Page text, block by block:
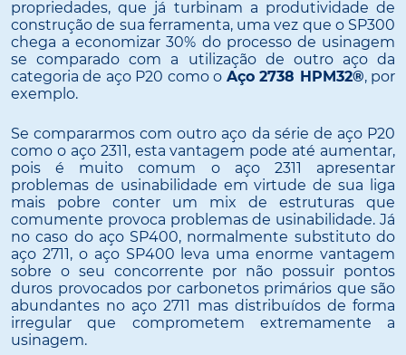
propriedades, que já turbinam a produtividade de
construção de sua ferramenta, uma vez que o SP300
chega a economizar 30% do processo de usinagem
se comparado com a utilização de outro aço da
categoria de aço P20 como o Aço 2738 HPM32®, por
exemplo.
Se compararmos com outro aço da série de aço P20
como o aço 2311, esta vantagem pode até aumentar,
pois é muito comum o aço 2311 apresentar
problemas de usinabilidade em virtude de sua liga
mais pobre conter um mix de estruturas que
comumente provoca problemas de usinabilidade. Já
no caso do aço SP400, normalmente substituto do
aço 2711, o aço SP400 leva uma enorme vantagem
sobre o seu concorrente por não possuir pontos
duros provocados por carbonetos primários que são
abundantes no aço 2711 mas distribuídos de forma
irregular que comprometem extremamente a
usinagem.